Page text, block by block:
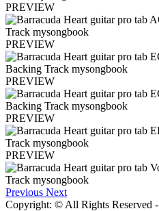
PREVIEW
PREVIEW
PREVIEW
PREVIEW
PREVIEW
Previous Next
Copyright: © All Rights Reserved